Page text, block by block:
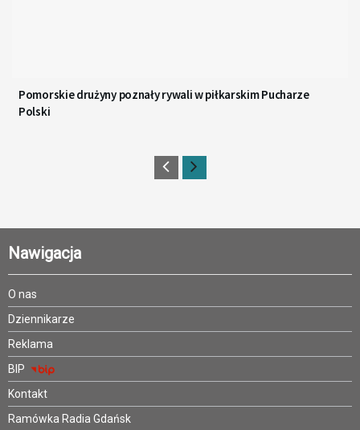
Pomorskie drużyny poznały rywali w piłkarskim Pucharze
Polski
Nawigacja
O nas
Dziennikarze
Reklama
BIP
Kontakt
Ramówka Radia Gdańsk